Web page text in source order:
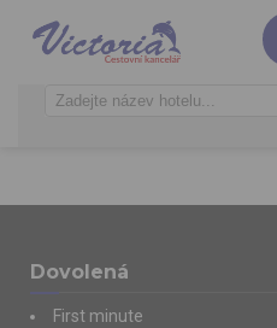
Dovolená
First minute